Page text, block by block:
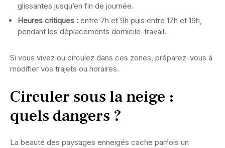
glissantes jusqu’en fin de journée.
Heures critiques : entre 7h et 9h puis entre 17h et 19h,
pendant les déplacements domicile-travail.
Si vous vivez ou circulez dans ces zones, préparez-vous à
modifier vos trajets ou horaires.
Circuler sous la neige :
quels dangers ?
La beauté des paysages enneigés cache parfois un